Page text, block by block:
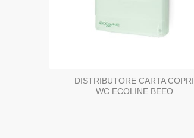
DISTRIBUTORE CARTA COPRI
WC ECOLINE BEEO